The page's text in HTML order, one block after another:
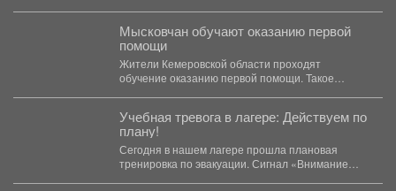
Мысковчан обучают оказанию первой
помощи
Жители Кемеровской области проходят
обучение оказанию первой помощи. Такое
Учебная тревога в лагере: Действуем по
плану!
Сегодня в нашем лагере прошла плановая
тренировка по эвакуации. Сигнал «Внимание